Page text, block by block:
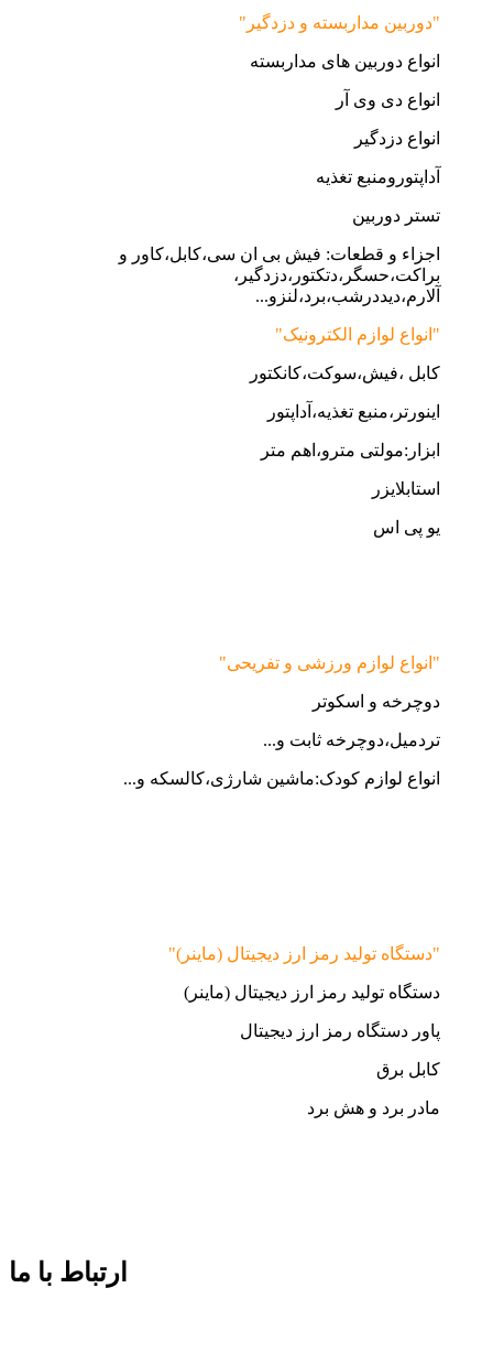
"دوربین مداربسته و دزدگیر"
انواع دوربین های مداربسته
انواع دی وی آر
انواع دزدگیر
آداپتورومنبع تغذیه
تستر دوربین
اجزاء و قطعات: فیش بی ان سی،کابل،کاور و
براکت،حسگر،دتکتور،دزدگیر،
آلارم،دیددرشب،برد،لنزو...
"انواع لوازم الکترونیک"
کابل ،فیش،سوکت،کانکتور
اینورتر،منبع تغذیه،آداپتور
ابزار:مولتی مترو،اهم متر
استابلایزر
یو پی اس
"انواع لوازم ورزشی و تفریحی"
دوچرخه و اسکوتر
تردمیل،دوچرخه ثابت و...
انواع لوازم کودک:ماشین شارژی،کالسکه و...
"دستگاه تولید رمز ارز دیجیتال (ماینر)"
دستگاه تولید رمز ارز دیجیتال (ماینر)
پاور دستگاه رمز ارز دیجیتال
کابل برق
مادر برد و هش برد
ارتباط با ما